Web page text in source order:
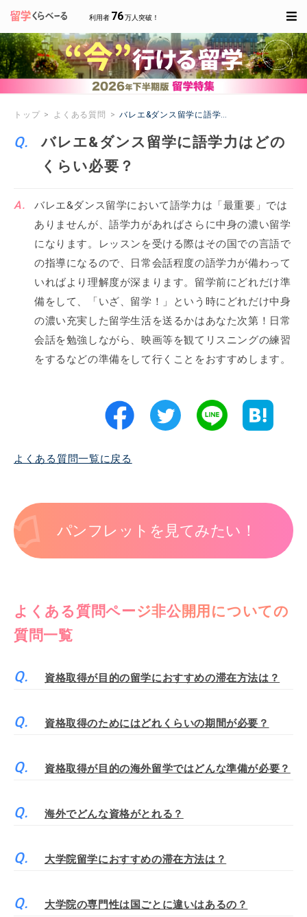
利用者 76万人突破！
トップ よくある質問 バレエ&ダンス留学に語学力はどのくらい必要
バレエ&ダンス留学に語学力はどの
くらい必要？
バレエ&ダンス留学において語学力は「最重要」では
ありませんが、語学力があればさらに中身の濃い留学
になります。レッスンを受ける際はその国での言語で
の指導になるので、日常会話程度の語学力が備わって
いればより理解度が深まります。留学前にどれだけ準
備をして、「いざ、留学！」という時にどれだけ中身
の濃い充実した留学生活を送るかはあなた次第！日常
会話を勉強しながら、映画等を観てリスニングの練習
をするなどの準備をして行くことをおすすめします。
よくある質問一覧に戻る
パンフレットを見てみたい！
よくある質問ページ非公開用についての
質問一覧
資格取得が目的の留学におすすめの滞在方法は？
資格取得のためにはどれくらいの期間が必要？
資格取得が目的の海外留学ではどんな準備が必要？
海外でどんな資格がとれる？
大学院留学におすすめの滞在方法は？
大学院の専門性は国ごとに違いはあるの？